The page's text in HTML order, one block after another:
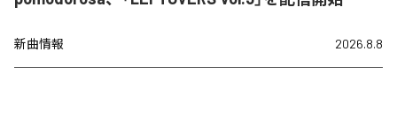
新曲情報 2026.8.8